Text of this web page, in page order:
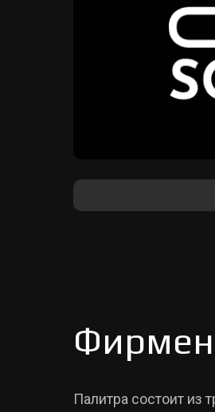
Палитра состоит из